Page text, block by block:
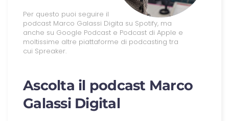
Per questo puoi seguire il
podcast Marco Galassi Digita su Spotify, ma
anche su Google Podcast e Podcast di Apple e
moltissime altre piattaforme di podcasting tra
cui Spreaker.
Ascolta il podcast Marco
Galassi Digital